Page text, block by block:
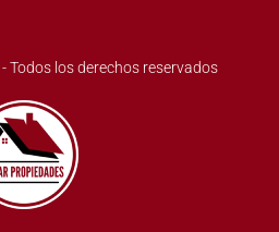
Todos los derechos reservados